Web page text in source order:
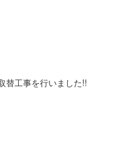
替工事を行いました!!